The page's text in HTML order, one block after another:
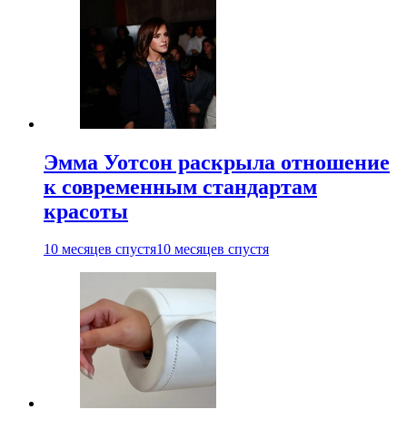
Эмма Уотсон раскрыла отношение
к современным стандартам
красоты
10 месяцев спустя10 месяцев спустя